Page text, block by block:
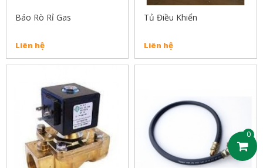
0
Báo Rò Rỉ Gas
Liên hệ
Tủ Điều Khiển
Liên hệ